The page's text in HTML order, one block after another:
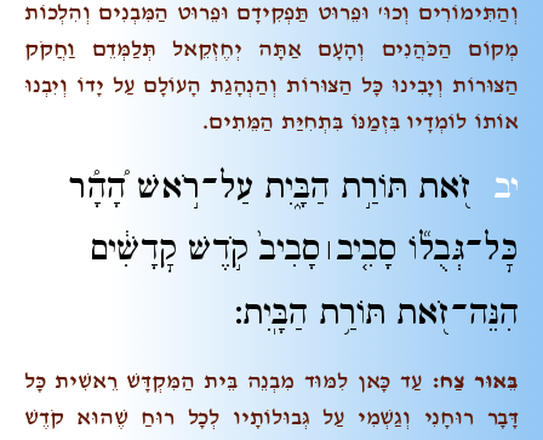
וְהַתִּימוֹרִים וְכוּ' וּפֵרוּט תַּפְקִידָם וּפֵרוּט הַמִּבְנִים וְהִלְכוֹת
מְקוֹם הַכֹּהֲנִים וְהָעָם אַתָּה יְחֶזְקֵאל תְּלַמְּדֵם וַחֲקֹק
הַצּוּרוֹת וְיָבִינוּ כָּל הַצּוּרוֹת וְהַנְהָגַת הָעוֹלָם עַל יָדוֹ וְיִבְנוּ
אוֹתוֹ לוֹמְדָיו בִּזְמַנּוֹ בִּתְחִיַּת הַמֵּתִים.
יב זֹ֖את תּוֹרַ֣ת הַבָּ֑יִת עַל־רֹ֣אשׁ הָ֠הָ֠ר
כׇּל־גְּבֻל֞וֹ סָבִ֤יב׀ סָבִיב֙ קֹ֣דֶשׁ קׇדָשִׁ֔ים
הִנֵּה־זֹ֖את תּוֹרַ֥ת הַבָּֽיִת׃
בֵּאוּר צַח: עַד כָּאן לִמּוּד מִבְנֵה בֵּית הַמִּקְדָּשׁ רֵאשִׁית כָּל
דָּבָר רוּחָנִי וְגַשְׁמִי עַל גְּבוּלוֹתָיו לְכָל רוּחַ שֶׁהוּא קֹדֶשׁ